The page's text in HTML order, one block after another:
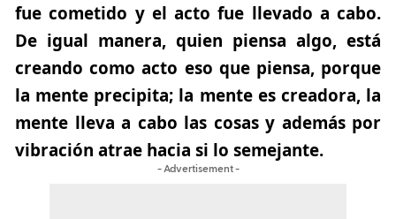
fue cometido y el acto fue llevado a cabo.
De igual manera, quien piensa algo, está
creando como acto eso que piensa, porque
la mente precipita; la mente es creadora, la
mente lleva a cabo las cosas y además por
vibración atrae hacia si lo semejante.
- Advertisement -